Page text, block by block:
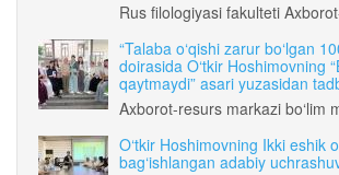
Rus filologiyasi fakulteti
“Talaba o‘qishi zarur bo‘lgan
doirasida O‘tkir Hoshimovning
qaytmaydi” asari yuzasidan
Axborot-resurs markazi bo‘lim
O‘tkir Hoshimovning Ikki eshik
bag‘ishlangan adabiy